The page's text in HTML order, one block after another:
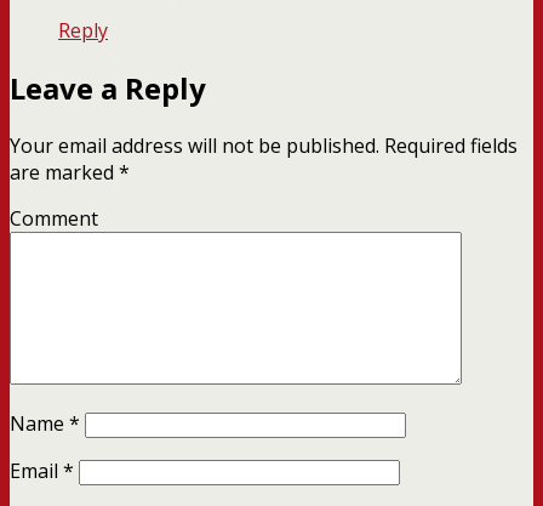
Reply
Leave a Reply
Your email address will not be published. Required fields
are marked *
Comment
Name *
Email *